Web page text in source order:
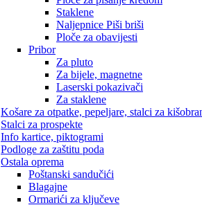
Staklene
Naljepnice Piši briši
Ploče za obavijesti
Pribor
Za pluto
Za bijele, magnetne
Laserski pokazivači
Za staklene
Košare za otpatke, pepeljare, stalci za
Stalci za prospekte
Info kartice, piktogrami
Podloge za zaštitu poda
Ostala oprema
Poštanski sandučići
Blagajne
Ormarići za ključeve